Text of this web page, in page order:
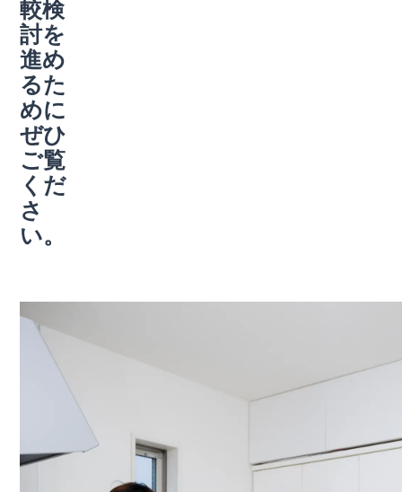
較検
討を
進め
るた
めに
ぜひ
ご覧
くだ
さ
い。